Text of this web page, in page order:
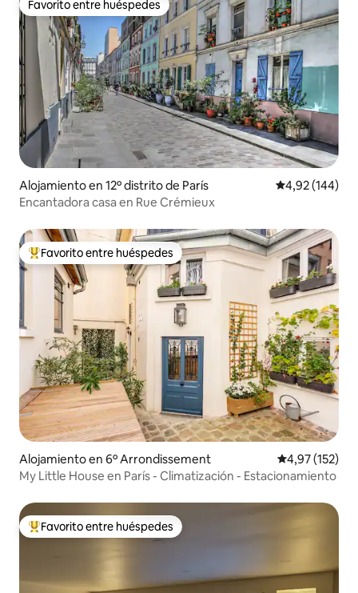
Favorito entre huéspedes
Favorito entre huéspedes
Alojamiento en 12º distrito de París Calificación
4,92 (144)
Encantadora casa en Rue Crémieux
Favorito entre los huéspedes más destacados
Favorito entre huéspedes
Alojamiento en 6º Arrondissement Calificación
4,97 (152)
My Little House en París - Climatización - Estacionamiento
Favorito entre los huéspedes más destacados
Favorito entre huéspedes